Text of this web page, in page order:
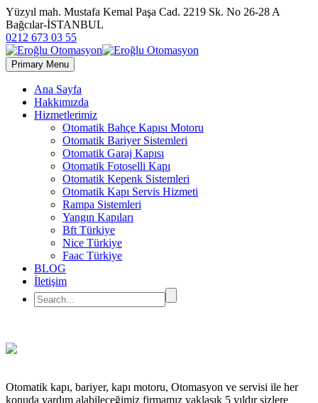
Yüzyıl mah. Mustafa Kemal Paşa Cad. 2219 Sk. No 26-28 A
Bağcılar-İSTANBUL
0212 673 03 55
Primary Menu
Ana Sayfa
Hakkımızda
Hizmetlerimiz
Otomatik Bahçe Kapısı Motoru
Otomatik Bariyer Sistemleri
Otomatik Garaj Kapısı
Otomatik Fotoselli Kapı
Otomatik Kepenk Sistemleri
Otomatik Kapı Servis Hizmeti
Rampa Sistemleri
Yangın Kapıları
Bft Türkiye
Nice Türkiye
Faac Türkiye
BLOG
İletişim
Otomatik kapı, bariyer, kapı motoru, Otomasyon ve servisi ile her
konuda yardım alabileceğimiz firmamız yaklaşık 5 yıldır sizlere